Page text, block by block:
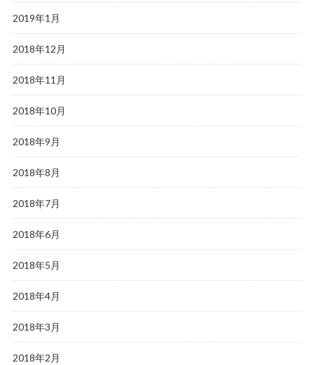
2019年1月
2018年12月
2018年11月
2018年10月
2018年9月
2018年8月
2018年7月
2018年6月
2018年5月
2018年4月
2018年3月
2018年2月